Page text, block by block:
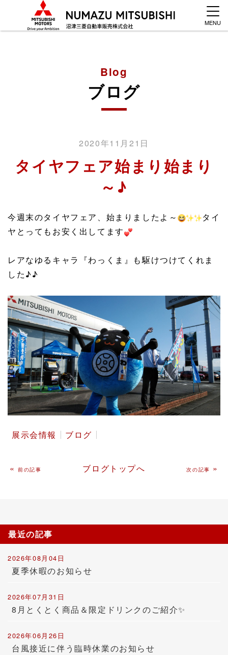
MENU
Blog
ブログ
2020年11月21日
タイヤフェア始まり始まり
～♪
今週末のタイヤフェア、始まりましたよ～
タイ
ヤとってもお安く出してます
レアなゆるキャラ『わっくま』も駆けつけてくれま
した♪♪
展示会情報 ブログ
«前の記事 ブログトップへ 次の記事 »
最近の記事
2026年08月04日
夏季休暇のお知らせ
2026年07月31日
8月とくとく商品＆限定ドリンクのご紹介✨
2026年06月26日
台風接近に伴う臨時休業のお知らせ